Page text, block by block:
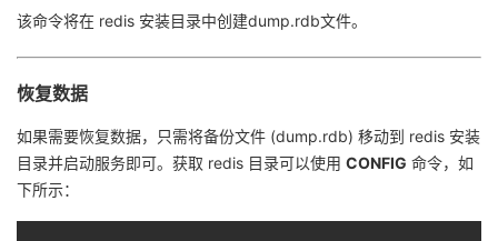
博
的
我
子
直
的
我
该命令将在 redis 安装目录中创建dump.rdb文件。
恢复数据
如果需要恢复数据，只需将备份文件 (dump.rdb) 移动到 redis 安装
目录并启动服务即可。获取 redis 目录可以使用 CONFIG 命令，如
下所示：